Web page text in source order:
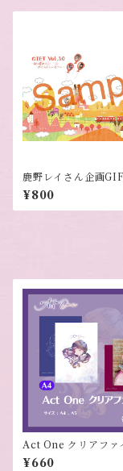
鹿野レイさん企画
0 クリアファイル
¥800
Act One クリアファ
¥660